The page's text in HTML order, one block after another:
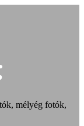
mélyég fotók,